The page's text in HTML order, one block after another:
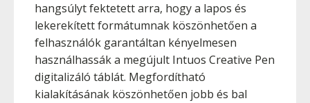
hangsúlyt fektetett arra, hogy a lapos és
lekerekített formátumnak köszönhetően a
felhasználók garantáltan kényelmesen
használhassák a megújult Intuos Creative Pen
digitalizáló táblát. Megfordítható
kialakításának köszönhetően jobb és bal